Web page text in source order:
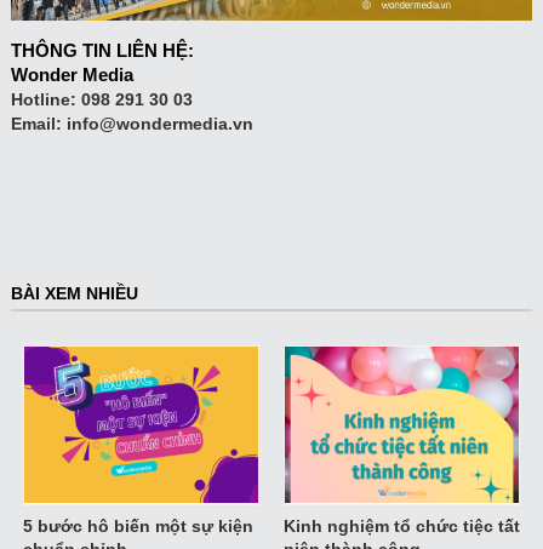
THÔNG TIN LIÊN HỆ:
Wonder Media
Hotline: 098 291 30 03
Email: info@wondermedia.vn
BÀI XEM NHIỀU
5 bước hô biến một sự kiện
Kinh nghiệm tổ chức tiệc tất